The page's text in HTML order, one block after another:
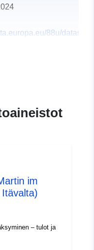
88u/
im
– tulot ja